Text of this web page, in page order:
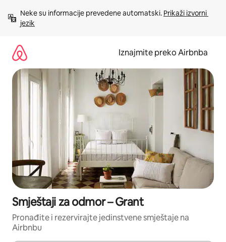
sadržaj
Neke su informacije prevedene automatski. Prikaži izvorni
jezik
Iznajmite preko Airbnba
Smještaji za odmor – Grant
Pronađite i rezervirajte jedinstvene smještaje na
Airbnbu